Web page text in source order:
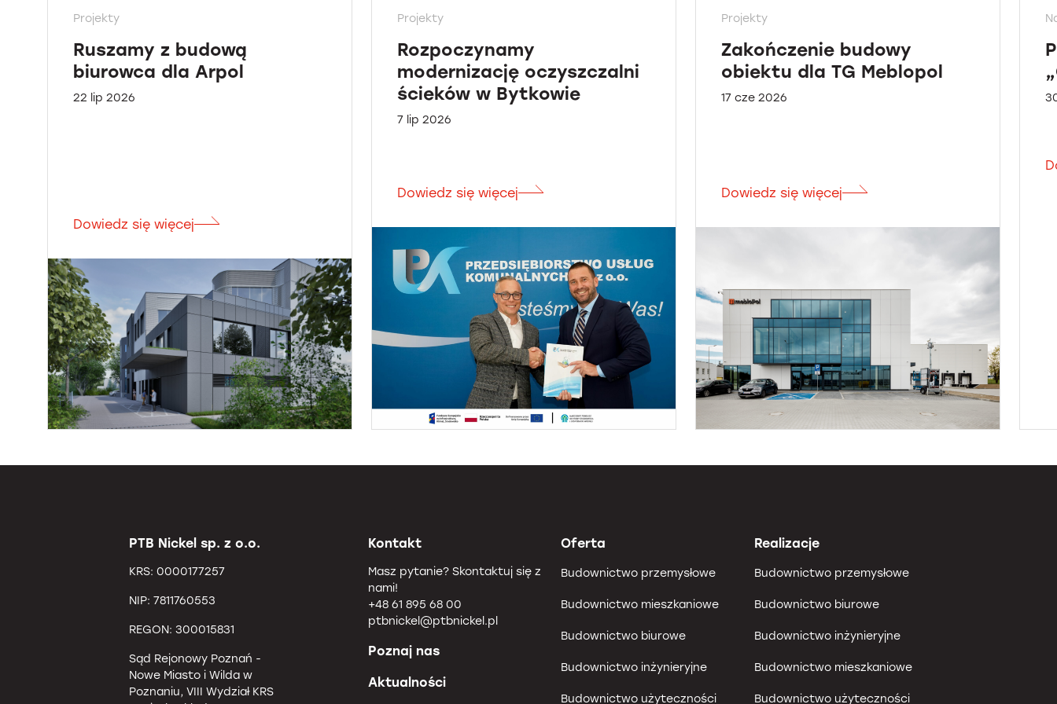
Projekty
Ruszamy z budową
biurowca dla Arpol
22 lip 2026
Dowiedz się więcej
Projekty
Rozpoczynamy
modernizację oczyszczalni
ścieków w Bytkowie
7 lip 2026
Dowiedz się więcej
Projekty
Zakończenie budowy
obiektu dla TG Meblopol
17 cze 2026
Dowiedz się więcej
PTB Nickel sp. z o.o.
KRS: 0000177257
NIP: 7811760553
REGON: 300015831
Sąd Rejonowy Poznań -
Nowe Miasto i Wilda w
Poznaniu, VIII Wydział KRS
Kontakt
Masz pytanie? Skontaktuj się z
nami!
+48 61 895 68 00
ptbnickel@ptbnickel.pl
Poznaj nas
Aktualności
Oferta
Budownictwo przemysłowe
Budownictwo mieszkaniowe
Budownictwo biurowe
Budownictwo inżynieryjne
Budownictwo użyteczności
Realizacje
Budownictwo przemysłowe
Budownictwo biurowe
Budownictwo inżynieryjne
Budownictwo mieszkaniowe
Budownictwo użyteczności